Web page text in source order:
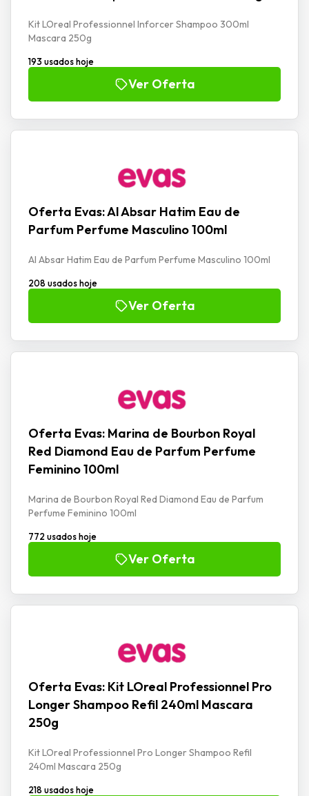
Kit LOreal Professionnel Inforcer Shampoo 300ml
Mascara 250g
193 usados hoje
Ver Oferta
Oferta Evas: Al Absar Hatim Eau de
Parfum Perfume Masculino 100ml
Al Absar Hatim Eau de Parfum Perfume Masculino 100ml
208 usados hoje
Ver Oferta
Oferta Evas: Marina de Bourbon Royal
Red Diamond Eau de Parfum Perfume
Feminino 100ml
Marina de Bourbon Royal Red Diamond Eau de Parfum
Perfume Feminino 100ml
772 usados hoje
Ver Oferta
Oferta Evas: Kit LOreal Professionnel Pro
Longer Shampoo Refil 240ml Mascara
250g
Kit LOreal Professionnel Pro Longer Shampoo Refil
240ml Mascara 250g
218 usados hoje